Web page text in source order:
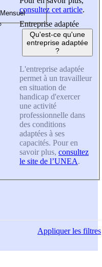
consultez cet article.
Entreprise adaptée
Qu'est-ce qu'une
entreprise adaptée
?
L'entreprise adaptée
permet à un travailleur
en situation de
handicap d'exercer
une activité
professionnelle dans
des conditions
adaptées à ses
capacités. Pour en
savoir plus, consultez
le site de l’UNEA.
Appliquerles filtres